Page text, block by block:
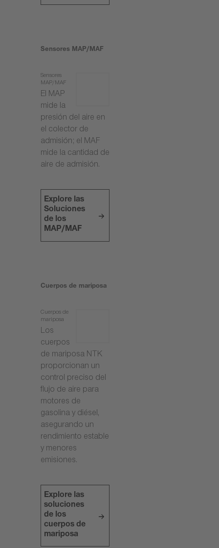
Sensores MAP/MAF
Sensores
MAP/MAF
El MAP
mide la
presión del aire en
el colector de
admisión; el MAF
mide la cantidad de
aire de admisión.
Explore las
Soluciones
de los
MAP/MAF
Cuerpos de mariposa
Cuerpos de
mariposa
Los
cuerpos
de mariposa NTK
proporcionan un
control preciso del
flujo de aire para
motores de
gasolina y diésel,
asegurando un
rendimiento estable
y menores
emisiones.
Explore las
soluciones
de los
cuerpos de
mariposa